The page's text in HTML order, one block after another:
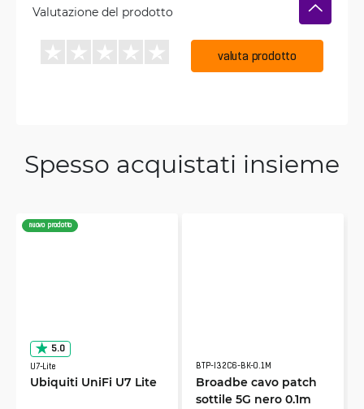
Valutazione del prodotto
valuta prodotto
Spesso acquistati insieme
nuovo prodotto
5.0
U7-Lite
Ubiquiti UniFi U7 Lite
BTP-I32C6-BK-0.1M
Broadbe cavo patch
sottile 5G nero 0.1m